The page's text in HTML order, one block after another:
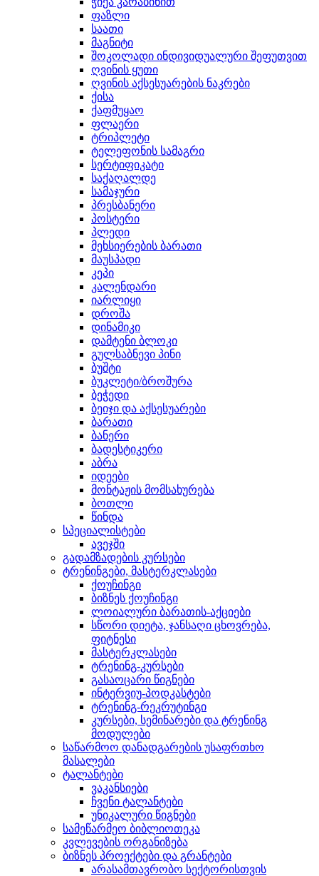
ფაზლი
საათი
მაგნიტი
შოკოლადი ინდივიდუალური შეფუთვით
ღვინის ყუთი
ღვინის აქსესუარების ნაკრები
ქისა
ქაფმუყაო
ფლაერი
ტრიპლეტი
ტელეფონის სამაგრი
სერტიფიკატი
საქაღალდე
სამაჯური
პრესბანერი
პოსტერი
პლედი
მეხსიერების ბარათი
მაუსპადი
კეპი
კალენდარი
იარლიყი
დროშა
დინამიკი
დამტენი ბლოკი
გულსაბნევი პინი
ბუშტი
ბუკლეტი/ბროშურა
ბეჭედი
ბეიჯი და აქსესუარები
ბარათი
ბანერი
ბადესტიკერი
აბრა
იდეები
მონტაჟის მომსახურება
ბოთლი
წინდა
სპეციალისტები
ავეჯში
გადამზადების კურსები
ტრენინგები, მასტერკლასები
ქოუჩინგი
ბიზნეს ქოუჩინგი
ლოიალური ბარათის-აქციები
სწორი დიეტა, ჯანსაღი ცხოვრება,
ფიტნესი
მასტერკლასები
ტრენინგ-კურსები
გასაოცარი წიგნები
ინტერვიუ-პოდკასტები
ტრენინგ-რეკრუტინგი
კურსები, სემინარები და ტრენინგ
მოდულები
საწარმოო დანადგარების უსაფრთხო
მასალები
ტალანტები
ვაკანსიები
ჩვენი ტალანტები
უნიკალური წიგნები
სამეწარმეო ბიბლიოთეკა
კვლევების ორგანიზება
ბიზნეს პროექტები და გრანტები
არასამთავრობო სექტორისთვის